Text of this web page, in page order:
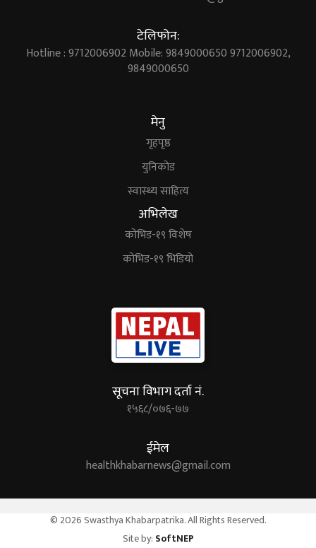
टेलिफोन:
Hotline : 9712006902 Mobile: 9849000650 9712006902,
9849000650
मेनु
गृहपृष्ठ
युनिकोड
स्वास्थ्य साहित्य
अभिलेख
कोभिड-१९ विशेष
कोभिड-१९ भिडियो
सूचना विभाग दर्ता नं.
१५६८/०७६-७७
ईमेल
healthkhabarnews@gmail.com
© 2026 Swasthya Khabarpatrika. All Rights Reserved.
Site by: SoftNEP